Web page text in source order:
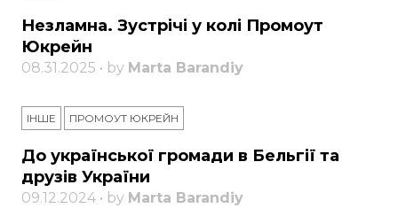
Незламна. Зустрічі у колі Промоут
Юкрейн
08.31.2025 • by Marta Barandiy
ІНШЕ ПРОМОУТ ЮКРЕЙН
До української громади в Бельгії та
друзів України
09.12.2024 • by Marta Barandiy